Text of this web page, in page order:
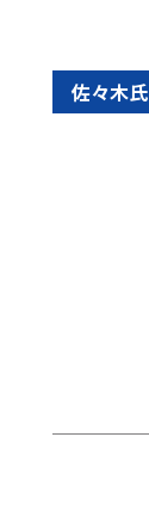
佐々木氏